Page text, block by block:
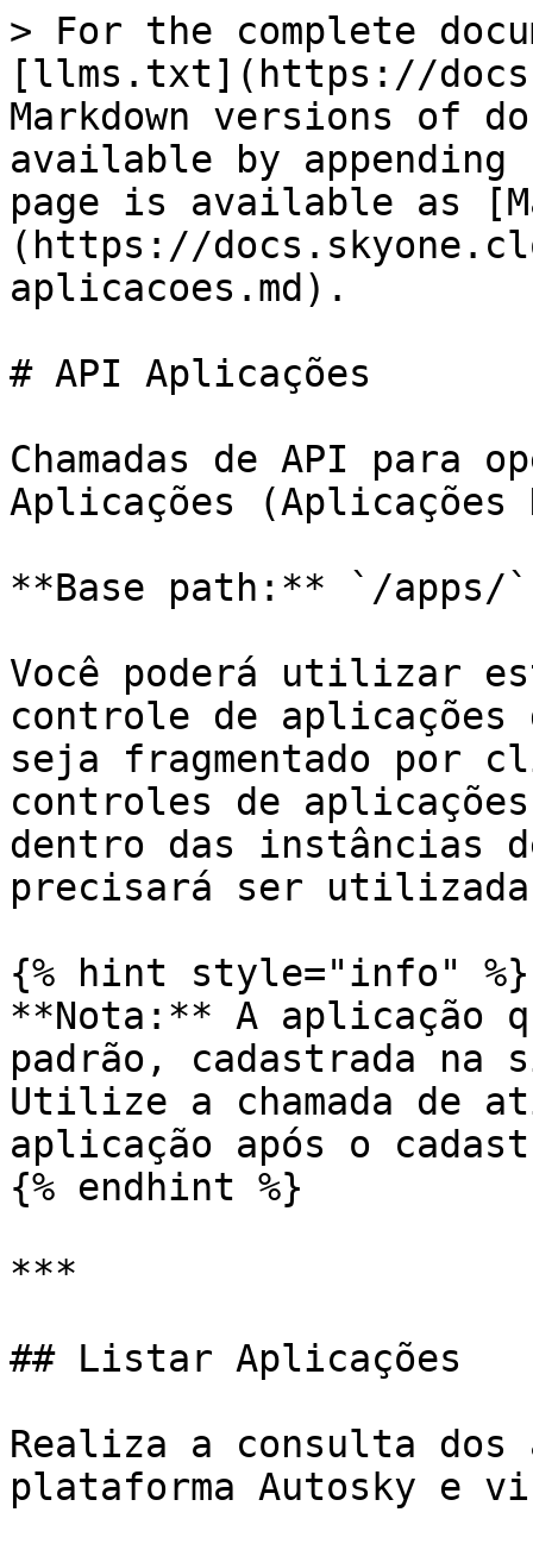
> For the complete
[llms.txt](https://
Markdown versions of
available by
page is available as
(https://
aplicacoes.md).
# API Aplicações
Chamadas de API para
Aplicações
**Base path:** `/apps/`
Você poderá utilizar
controle de aplicações
seja fragmentado por
controles de
dentro das instâncias
precisará ser
{% hint style="info" %}
**Nota:** A aplicação
padrão, cadastrada na
Utilize a chamada de
aplicação após o
{% endhint %}
***
## Listar Aplicações
Realiza a consulta
plataforma Autosky e